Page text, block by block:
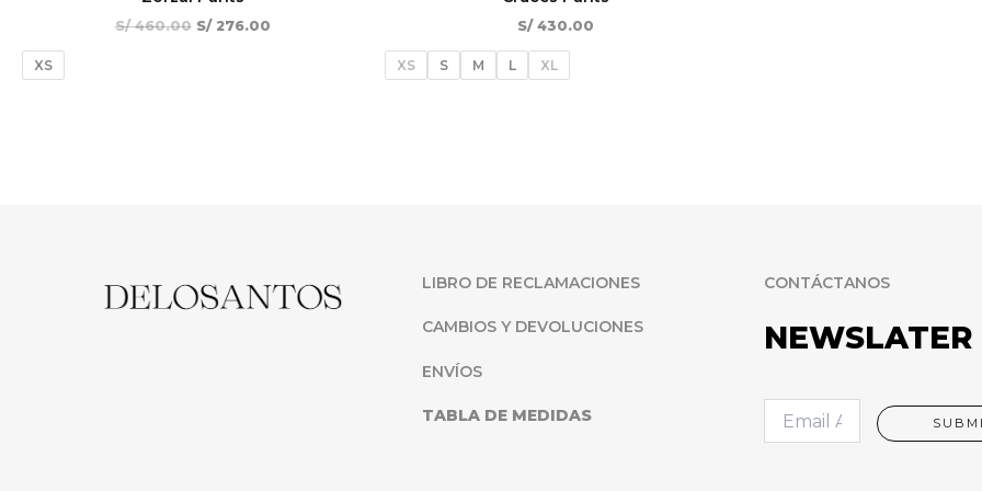
S/460.00 S/276.00
XS
S/430.00
XS S M L XL
LIBRO DE RECLAMACIONES
CAMBIOS Y DEVOLUCIONES
ENVÍOS
TABLA DE MEDIDAS
CONTÁCTANOS
NEWSLATER